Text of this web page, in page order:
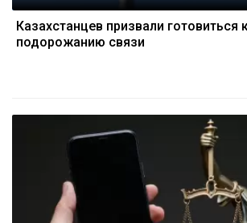
Казахстанцев призвали готовиться
подорожанию связи